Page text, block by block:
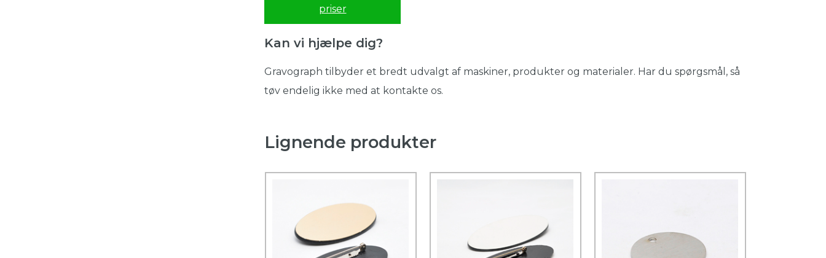
priser
Kan vi hjælpe dig?
Gravograph tilbyder et bredt udvalgt af maskiner, produkter og materialer. Har du spørgsmål, så
tøv endelig ikke med at kontakte os.
Lignende produkter